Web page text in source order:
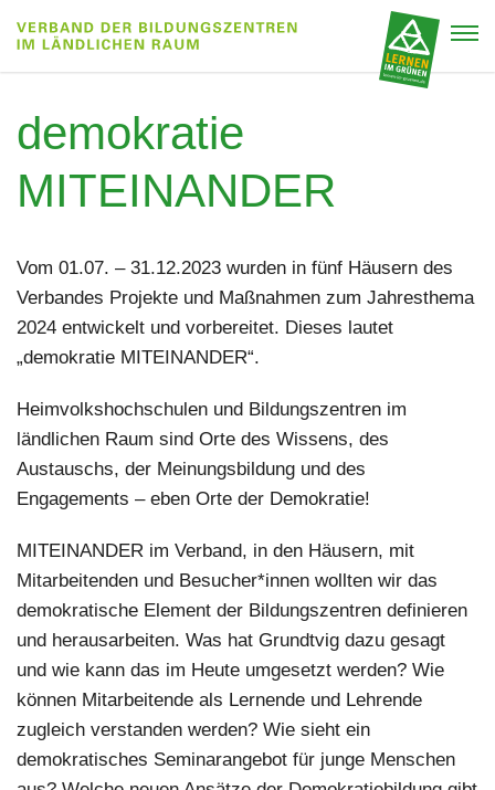
demokratie
MITEINANDER
Vom 01.07. – 31.12.2023 wurden in fünf Häusern des
Verbandes Projekte und Maßnahmen zum Jahresthema
2024 entwickelt und vorbereitet. Dieses lautet
„demokratie MITEINANDER“.
Heimvolkshochschulen und Bildungszentren im
ländlichen Raum sind Orte des Wissens, des
Austauschs, der Meinungsbildung und des
Engagements – eben Orte der Demokratie!
MITEINANDER im Verband, in den Häusern, mit
Mitarbeitenden und Besucher*innen wollten wir das
demokratische Element der Bildungszentren definieren
und herausarbeiten. Was hat Grundtvig dazu gesagt
und wie kann das im Heute umgesetzt werden? Wie
können Mitarbeitende als Lernende und Lehrende
zugleich verstanden werden? Wie sieht ein
demokratisches Seminarangebot für junge Menschen